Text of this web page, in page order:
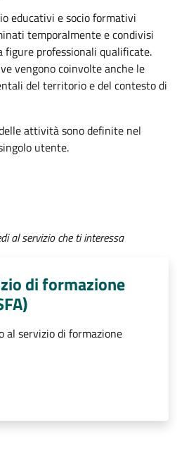
educativi e socio formativi
temporalmente e condivisi
figure professionali qualificate.
vengono coinvolte anche le
del territorio e del contesto di
attività sono definite nel
utente.
al servizio che ti interessa
di formazione
al servizio di formazione